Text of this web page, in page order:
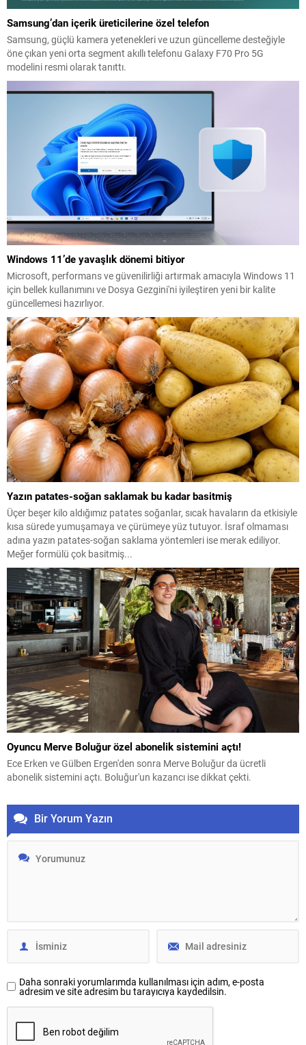
Samsung’dan içerik üreticilerine özel telefon
Samsung, güçlü kamera yetenekleri ve uzun güncelleme desteğiyle
öne çıkan yeni orta segment akıllı telefonu Galaxy F70 Pro 5G
modelini resmi olarak tanıttı.
Windows 11’de yavaşlık dönemi bitiyor
Microsoft, performans ve güvenilirliği artırmak amacıyla Windows 11
için bellek kullanımını ve Dosya Gezgini'ni iyileştiren yeni bir kalite
güncellemesi hazırlıyor.
Yazın patates-soğan saklamak bu kadar basitmiş
Üçer beşer kilo aldığımız patates soğanlar, sıcak havaların da etkisiyle
kısa sürede yumuşamaya ve çürümeye yüz tutuyor. İsraf olmaması
adına yazın patates-soğan saklama yöntemleri ise merak ediliyor.
Meğer formülü çok basitmiş...
Oyuncu Merve Boluğur özel abonelik sistemini açtı!
Ece Erken ve Gülben Ergen'den sonra Merve Boluğur da ücretli
abonelik sistemini açtı. Boluğur'un kazancı ise dikkat çekti.
Bir Yorum Yazın
Daha sonraki yorumlarımda kullanılması için adım, e-posta
adresim ve site adresim bu tarayıcıya kaydedilsin.